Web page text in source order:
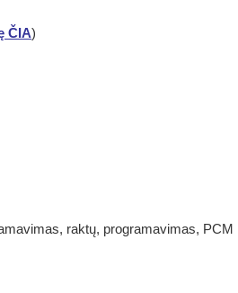
ČIA)
raktų, programavimas, PCM